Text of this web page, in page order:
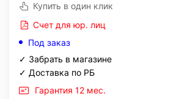
Купить в один клик
Счет для юр. лиц
Под заказ
✓ Забрать в магазине
✓ Доставка по РБ
Гарантия 12 мес.